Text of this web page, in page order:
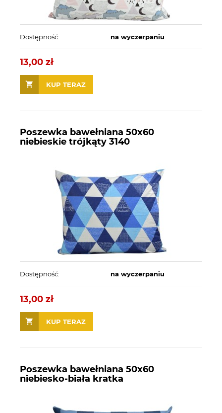
Dostępność: na wyczerpaniu
13,00 zł
KUP TERAZ
Poszewka bawełniana 50x60
niebieskie trójkąty 3140
Dostępność: na wyczerpaniu
13,00 zł
KUP TERAZ
Poszewka bawełniana 50x60
niebiesko-biała kratka